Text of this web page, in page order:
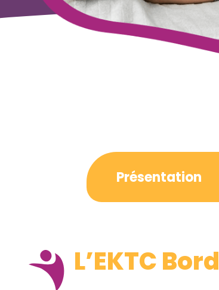
Présentation
L’EKTC